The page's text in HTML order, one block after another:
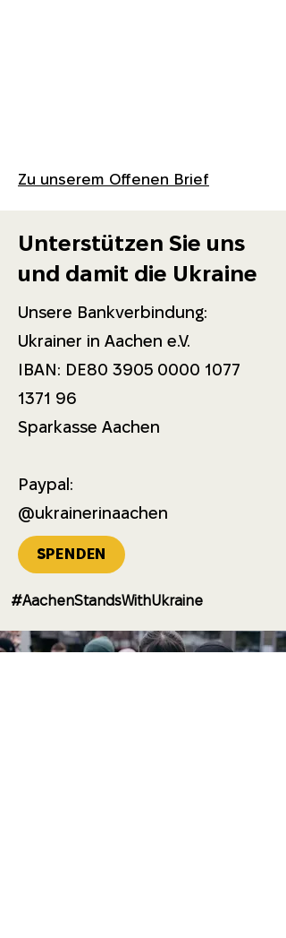
Zu unserem Offenen Brief
Unterstützen Sie uns
und damit die Ukraine
Unsere Bankverbindung:
Ukrainer in Aachen e.V.
IBAN: DE80 3905 0000 1077
1371 96
Sparkasse Aachen
Paypal:
@ukrainerinaachen
SPENDEN
#AachenStandsWithUkraine